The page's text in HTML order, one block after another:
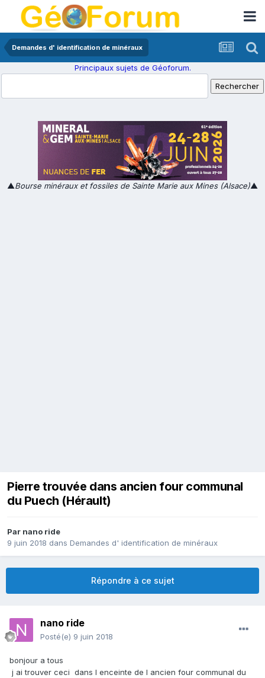
Demandes d' identification de minéraux
Principaux sujets de Géoforum.
▲Bourse minéraux et fossiles de Sainte Marie aux Mines (Alsace)▲
Pierre trouvée dans ancien four communal
du Puech (Hérault)
Par nano ride
9 juin 2018 dans Demandes d' identification de minéraux
Répondre à ce sujet
nano ride
Posté(e) 9 juin 2018
bonjour a tous
j ai trouver ceci dans l enceinte de l ancien four communal du